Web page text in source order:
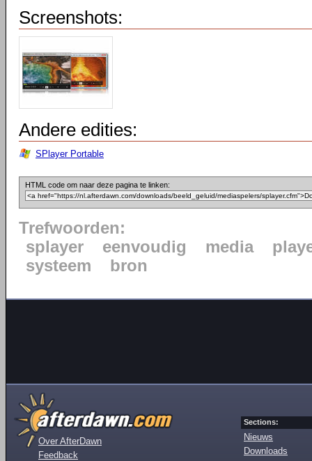
Screenshots:
Andere edities:
SPlayer Portable
HTML code om naar deze pagina te linken:
Trefwoorden:
splayer
eenvoudig media
systeem
bron
Over AfterDawn
Feedback
Sections:
Nieuws
Downloads